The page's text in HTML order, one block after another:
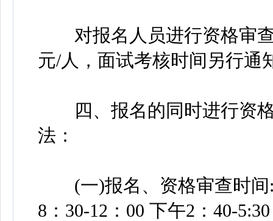
对报名人员进行资格审查
元/人，面试考核时间另行通
四、报名的同时进行资格
法：
(一)报名、资格审查时间
8：30-12：00 下午2：40-5:30